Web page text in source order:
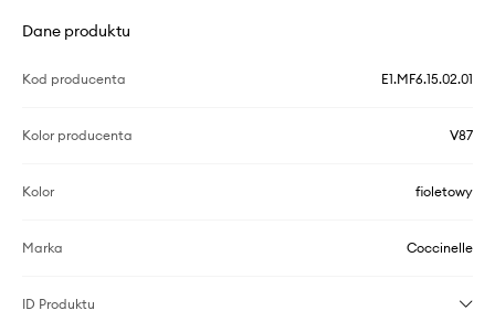
Dane produktu
Kod producenta E1.MF6.15.02.01
Kolor producenta V87
Kolor fioletowy
Marka Coccinelle
ID Produktu